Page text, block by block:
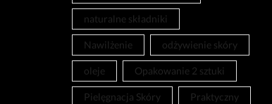
naturalne składniki
Nawilżenie odżywienie skóry
oleje Opakowanie 2 sztuki
Pielęgnacja Skóry Praktyczny